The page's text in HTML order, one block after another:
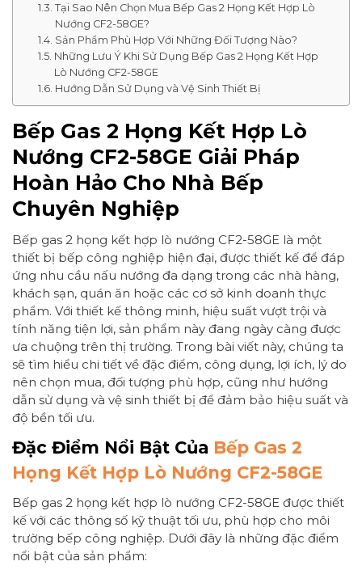
Tại Sao Nên Chọn Mua Bếp Gas 2 Họng Kết Hợp Lò
Nướng CF2-58GE?
Sản Phẩm Phù Hợp Với Những Đối Tượng Nào?
Những Lưu Ý Khi Sử Dụng Bếp Gas 2 Họng Kết Hợp
Lò Nướng CF2-58GE
Hướng Dẫn Sử Dụng và Vệ Sinh Thiết Bị
Bếp Gas 2 Họng Kết Hợp Lò
Nướng CF2-58GE Giải Pháp
Hoàn Hảo Cho Nhà Bếp
Chuyên Nghiệp
Bếp gas 2 họng kết hợp lò nướng CF2-58GE là một
thiết bị bếp công nghiệp hiện đại, được thiết kế để đáp
ứng nhu cầu nấu nướng đa dạng trong các nhà hàng,
khách sạn, quán ăn hoặc các cơ sở kinh doanh thực
phẩm. Với thiết kế thông minh, hiệu suất vượt trội và
tính năng tiện lợi, sản phẩm này đang ngày càng được
ưa chuộng trên thị trường. Trong bài viết này, chúng ta
sẽ tìm hiểu chi tiết về đặc điểm, công dụng, lợi ích, lý do
nên chọn mua, đối tượng phù hợp, cũng như hướng
dẫn sử dụng và vệ sinh thiết bị để đảm bảo hiệu suất và
độ bền tối ưu.
Đặc Điểm Nổi Bật Của Bếp Gas 2
Họng Kết Hợp Lò Nướng CF2-58GE
Bếp gas 2 họng kết hợp lò nướng CF2-58GE được thiết
kế với các thông số kỹ thuật tối ưu, phù hợp cho môi
trường bếp công nghiệp. Dưới đây là những đặc điểm
nổi bật của sản phẩm: